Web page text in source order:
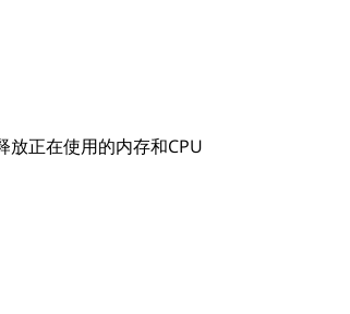
正在使用的内存和CPU